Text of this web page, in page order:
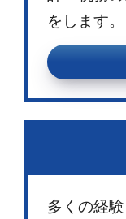
をします。
多くの経